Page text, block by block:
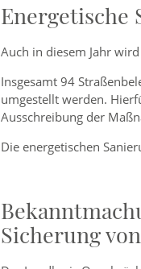
Energetische
Auch in diesem Jahr
Insgesamt 94
umgestellt werden.
Ausschreibung der
Die energetischen
Sicherung